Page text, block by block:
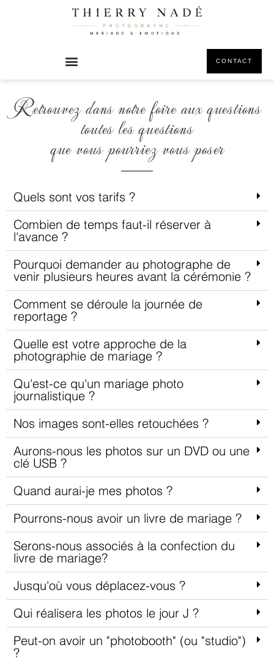
CONTACT
Retrouvez dans notre foire aux questions
toutes les questions
que vous pourriez vous poser
Quels sont vos tarifs ?
Combien de temps faut-il réserver à
l'avance ?​
Pourquoi demander au photographe de
venir plusieurs heures avant la cérémonie ?
Comment se déroule la journée de
reportage ?
Quelle est votre approche de la
photographie de mariage ?
Qu'est-ce qu'un mariage photo
journalistique ?
Nos images sont-elles retouchées ?
Aurons-nous les photos sur un DVD ou une
clé USB ?
Quand aurai-je mes photos ?
Pourrons-nous avoir un livre de mariage ?
Serons-nous associés à la confection du
livre de mariage?
Jusqu'où vous déplacez-vous ?
Qui réalisera les photos le jour J ?
Peut-on avoir un "photobooth" (ou "studio")
? ​